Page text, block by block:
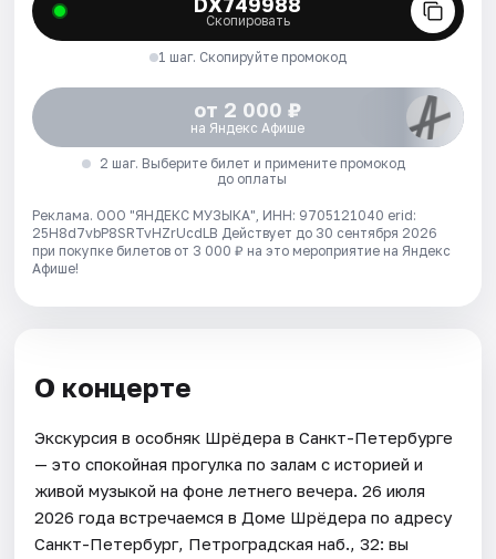
Скопировать
1 шаг. Скопируйте промокод
от 2 000 ₽
на Яндекс Афише
2 шаг. Выберите билет и примените промокод
до оплаты
Реклама. ООО "ЯНДЕКС МУЗЫКА", ИНН: 9705121040 erid:
25H8d7vbP8SRTvHZrUcdLB Действует до 30 сентября 2026
при покупке билетов от 3 000 ₽ на это мероприятие на Яндекс
Афише!
О концерте
Экскурсия в особняк Шрёдера в Санкт-Петербурге
— это спокойная прогулка по залам с историей и
живой музыкой на фоне летнего вечера. 26 июля
2026 года встречаемся в Доме Шрёдера по адресу
Санкт-Петербург, Петроградская наб., 32: вы